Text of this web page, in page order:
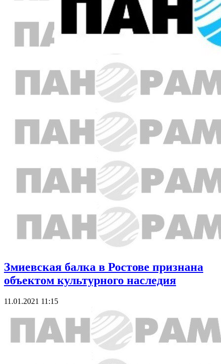
Змиевская балка в Ростове признана
объектом культурного наследия
11.01.2021 11:15